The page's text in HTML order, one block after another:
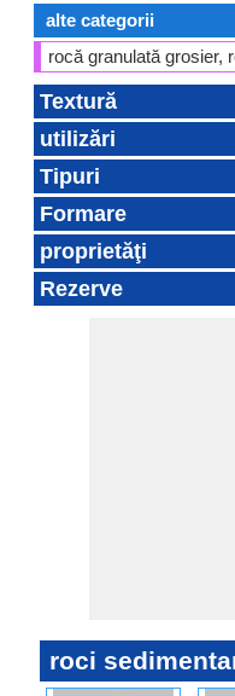
alte categorii
rocă granulată grosier,
Textură
utilizări
Tipuri
Formare
proprietăţi
Rezerve
roci